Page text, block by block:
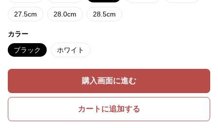
27.5cm 28.0cm 28.5cm
カラー
ブラック ホワイト
購入画面に進む
カートに追加する